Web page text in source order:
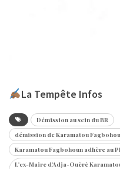
La Tempête Infos
Démission au sein du BR
démission de Karamatou
Karamatou Fagbohoun adhère au
L'ex-Maire d'Adja-Ouèrè